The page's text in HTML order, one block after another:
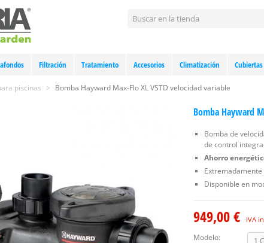
Filtración Tratamiento Accesorios Climatización Cubiertas
piscinas > Bomba Hayward Max-Flo XL VSTD velocidad variable
Bomba Hayward
Bomba de
de control
Ahorro
Extremadamente
Disponible en
949,00 € IVA
Modelo: